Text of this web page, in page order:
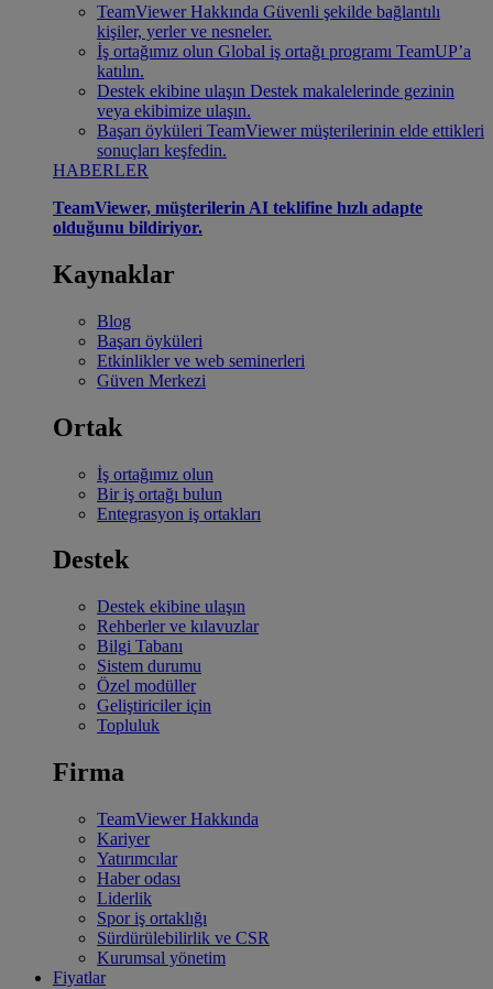
TeamViewer Hakkında Güvenli şekilde bağlantılı
kişiler, yerler ve nesneler.
İş ortağımız olun Global iş ortağı programı TeamUP’a
katılın.
Destek ekibine ulaşın Destek makalelerinde gezinin
veya ekibimize ulaşın.
Başarı öyküleri TeamViewer müşterilerinin elde ettikleri
sonuçları keşfedin.
HABERLER
TeamViewer, müşterilerin AI teklifine hızlı adapte
olduğunu bildiriyor.
Kaynaklar
Blog
Başarı öyküleri
Etkinlikler ve web seminerleri
Güven Merkezi
Ortak
İş ortağımız olun
Bir iş ortağı bulun
Entegrasyon iş ortakları
Destek
Destek ekibine ulaşın
Rehberler ve kılavuzlar
Bilgi Tabanı
Sistem durumu
Özel modüller
Geliştiriciler için
Topluluk
Firma
TeamViewer Hakkında
Kariyer
Yatırımcılar
Haber odası
Liderlik
Spor iş ortaklığı
Sürdürülebilirlik ve CSR
Kurumsal yönetim
Fiyatlar